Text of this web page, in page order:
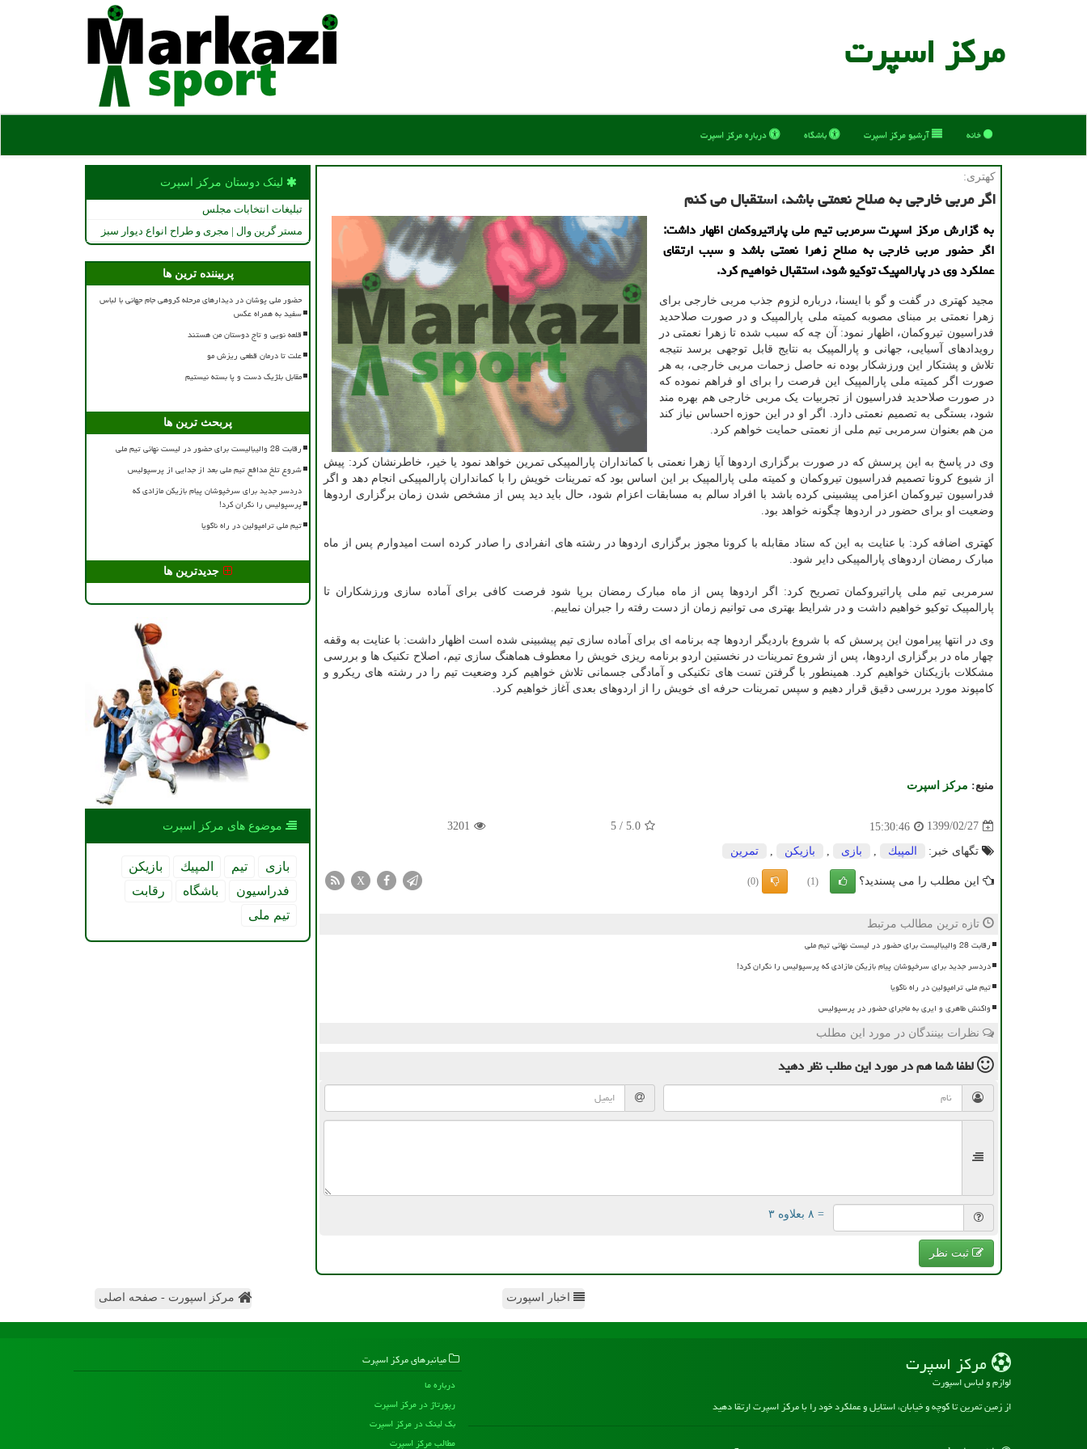
مركز اسپرت
خانه آرشیو مركز اسپرت باشگاه درباره مركز اسپرت
كهتری:
اگر مربی خارجی به صلاح نعمتی باشد، استقبال می كنم
به گزارش مركز اسپرت سرمربی تیم ملی پاراتیروكمان اظهار داشت:
اگر حضور مربی خارجی به صلاح زهرا نعمتی باشد و سبب ارتقای
عملكرد وی در پارالمپیك توكیو شود، استقبال خواهیم كرد.
مجید کهتری در گفت و گو با ایسنا، درباره لزوم جذب مربی خارجی برای
زهرا نعمتی بر مبنای مصوبه کمیته ملی پارالمپیک و در صورت صلاحدید
فدراسیون تیروکمان، اظهار نمود: آن چه که سبب شده تا زهرا نعمتی در
رویدادهای آسیایی، جهانی و پارالمپیک به نتایج قابل توجهی برسد نتیجه
تلاش و پشتکار این ورزشکار بوده نه حاصل زحمات مربی خارجی، به هر
صورت اگر کمیته ملی پارالمپیک این فرصت را برای او فراهم نموده که
در صورت صلاحدید فدراسیون از تجربیات یک مربی خارجی هم بهره مند
شود، بستگی به تصمیم نعمتی دارد. اگر او در این حوزه احساس نیاز کند
من هم بعنوان سرمربی تیم ملی از نعمتی حمایت خواهم کرد.
وی در پاسخ به این پرسش که در صورت برگزاری اردوها آیا زهرا نعمتی با کمانداران پارالمپیکی تمرین خواهد نمود یا خیر، خاطرنشان کرد: پیش
از شیوع کرونا تصمیم فدراسیون تیروکمان و کمیته ملی پارالمپیک بر این اساس بود که تمرینات خویش را با کمانداران پارالمپیکی انجام دهد و اگر
فدراسیون تیروکمان اعزامی پیشبینی کرده باشد با افراد سالم به مسابقات اعزام شود، حال باید دید پس از مشخص شدن زمان برگزاری اردوها
وضعیت او برای حضور در اردوها چگونه خواهد بود.
کهتری اضافه کرد: با عنایت به این که ستاد مقابله با کرونا مجوز برگزاری اردوها در رشته های انفرادی را صادر کرده است امیدوارم پس از ماه
مبارک رمضان اردوهای پارالمپیکی دایر شود.
سرمربی تیم ملی پاراتیروکمان تصریح کرد: اگر اردوها پس از ماه مبارک رمضان برپا شود فرصت کافی برای آماده سازی ورزشکاران تا
پارالمپیک توکیو خواهیم داشت و در شرایط بهتری می توانیم زمان از دست رفته را جبران نماییم.
وی در انتها پیرامون این پرسش که با شروع باردیگر اردوها چه برنامه ای برای آماده سازی تیم پیشبینی شده است اظهار داشت: با عنایت به وقفه
چهار ماه در برگزاری اردوها، پس از شروع تمرینات در نخستین اردو برنامه ریزی خویش را معطوف هماهنگ سازی تیم، اصلاح تکنیک ها و بررسی
مشکلات بازیکنان خواهیم کرد. همینطور با گرفتن تست های تکنیکی و آمادگی جسمانی تلاش خواهیم کرد وضعیت تیم را در رشته های ریکرو و
کامپوند مورد بررسی دقیق قرار دهیم و سپس تمرینات حرفه ای خویش را از اردوهای بعدی آغاز خواهیم کرد.
منبع: مركز اسپرت
1399/02/27
15:30:46
5.0
/
5
3201
تگهای خبر: المپیك بازی بازیكن تمرین
این مطلب را می پسندید؟ (1)
(0)
X
تازه ترین مطالب مرتبط
رقابت 28 والیبالیست برای حضور در لیست نهائی تیم ملی
دردسر جدید برای سرخپوشان پیام بازیکن مازادی که پرسپولیس را نگران کرد!
تیم ملی ترامپولین در راه ناگویا
واکنش طاهری و ایری به ماجرای حضور در پرسپولیس
نظرات بینندگان در مورد این مطلب
لطفا شما همدر مورد این مطلبنظر دهید
= ۸ بعلاوه ۳
ثبت نظر
لینک دوستان مركز اسپرت
تبلیغات انتخابات مجلس
مستر گرین وال | مجری و طراح انواع دیوار سبز
پربیننده ترین ها
حضور ملی پوشان در دیدارهای مرحله گروهی جام جهانی با لباس
سفید به همراه عکس
قلعه نویی و تاج دوستان من هستند
علت تا درمان قطعی ریزش مو
مقابل بلژیک دست و پا بسته نیستیم
پربحث ترین ها
رقابت 28 والیبالیست برای حضور در لیست نهائی تیم ملی
شروع تلخ مدافع تیم ملی بعد از جدایی از پرسپولیس
دردسر جدید برای سرخپوشان پیام بازیکن مازادی که
پرسپولیس را نگران کرد!
تیم ملی ترامپولین در راه ناگویا
جدیدترین ها
موضوع های مركز اسپرت
بازی تیم المپیك
بازیكن
فدراسیون
باشگاه
رقابت
تیم ملی
اخبار اسپورت مرکز اسپورت - صفحه اصلی
مركز اسپرت
لوازم و لباس اسپورت
از زمین تمرین تا کوچه و خیابان، استایل و عملکرد خود را با مرکز اسپرت ارتقا دهید
میانبرهای مركز اسپرت
درباره ما
رپورتاژ در مركز اسپرت
بک لینک در مركز اسپرت
مطالب مركز اسپرت